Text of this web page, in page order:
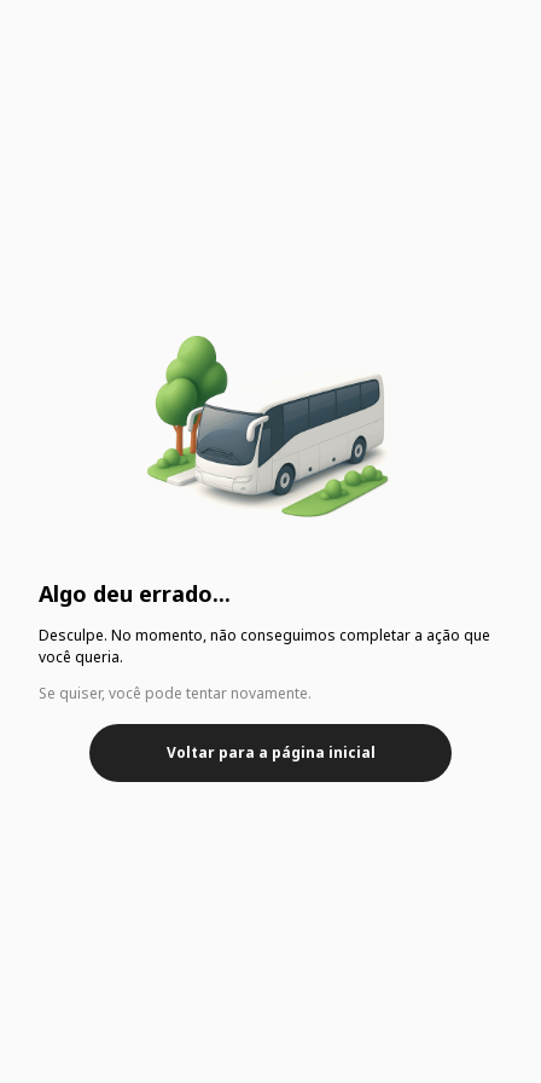
Algo deu errado...
Desculpe. No momento, não conseguimos completar a ação que
você queria.
Se quiser, você pode tentar novamente.
Voltar para a página inicial